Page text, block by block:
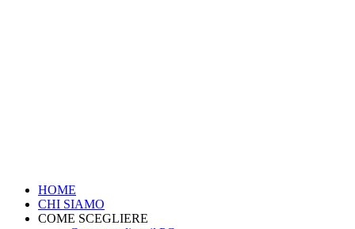
HOME
CHI SIAMO
COME SCEGLIERE